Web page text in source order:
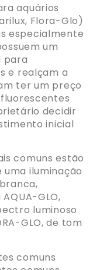
aquários
Flora-Glo)
especialmente
um
para
e realçam a
ter um preço
decidir
inicial
comuns estão
uma iluminação
GLO,
luminoso
GLO, de tom
comuns